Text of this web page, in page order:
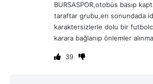
BURSASPOR,otobüs basıp
taraftar grubu,en sonundada
karaktersizlerle dolu bir
karara bağlanıp önlemler
39